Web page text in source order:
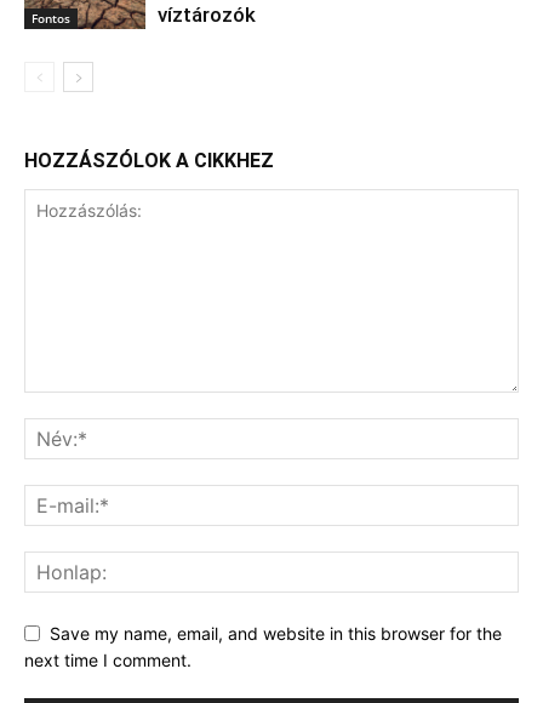
Fontos
víztározók
HOZZÁSZÓLOK A CIKKHEZ
Save my name, email, and website in this browser for the
next time I comment.